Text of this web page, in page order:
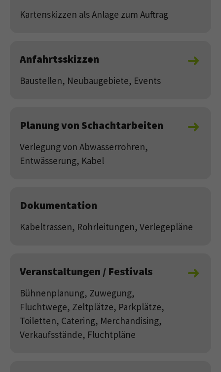
Kartenskizzen als Anlage zum Auftrag
Anfahrtsskizzen
Baustellen, Neubaugebiete, Events
Planung von Schachtarbeiten
Verlegung von Abwasserrohren,
Entwässerung, Kabel
Dokumentation
Kabeltrassen, Rohrleitungen, Verlegepläne
Veranstaltungen / Festivals
Bühnenplanung, Zuwegung,
Fluchtwege, Zeltplätze, Parkplätze,
Toiletten, Catering, Merchandising,
Verkaufsstände, Fluchtpläne